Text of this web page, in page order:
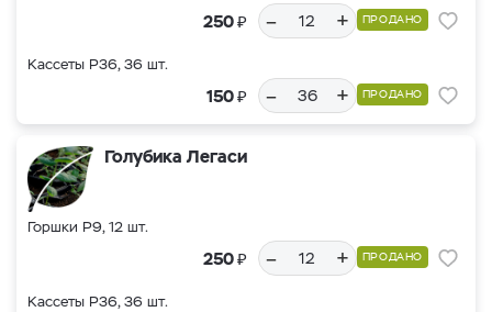
250₽ – + ПРОДАНО
Кассеты Р36, 36 шт.
150₽ – + ПРОДАНО
Голубика Легаси
Горшки Р9, 12 шт.
250₽ – + ПРОДАНО
Кассеты Р36, 36 шт.